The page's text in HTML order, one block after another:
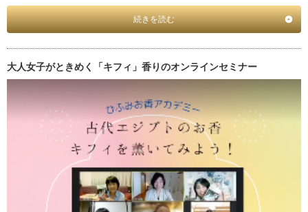
続きを読む
大人女子がときめく「キフィ」香りのオンラインセミナー